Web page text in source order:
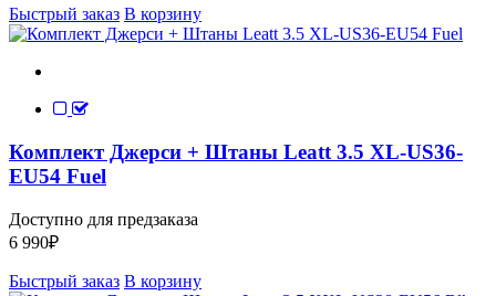
Быстрый заказ В корзину
Комплект Джерси + Штаны Leatt 3.5 XL-US36-
EU54 Fuel
Доступно для предзаказа
6 990₽
Быстрый заказ В корзину